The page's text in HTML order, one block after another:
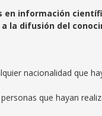
en información
la difusión del
nacionalidad que
que hayan